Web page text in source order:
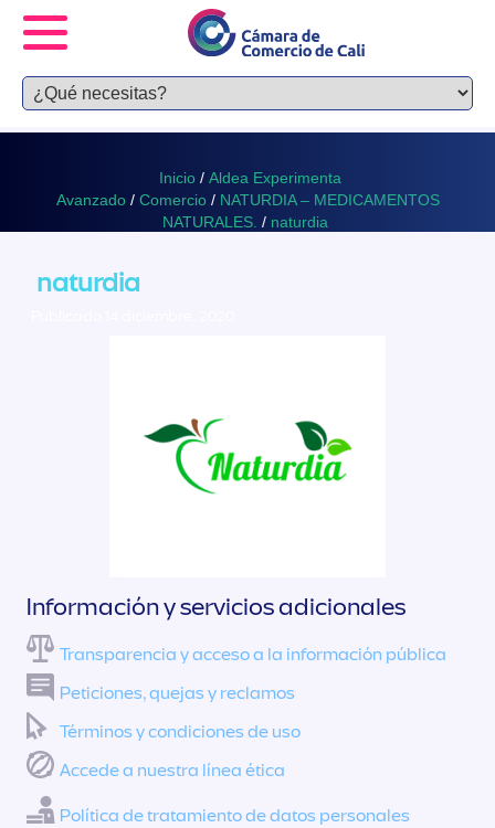
Inicio / Aldea Experimenta
Avanzado / Comercio / NATURDIA – MEDICAMENTOS
NATURALES. / naturdia
naturdia
Información y servicios adicionales
Transparencia y acceso a la información pública
Peticiones, quejas y reclamos
Términos y condiciones de uso
Accede a nuestra línea ética
Política de tratamiento de datos personales